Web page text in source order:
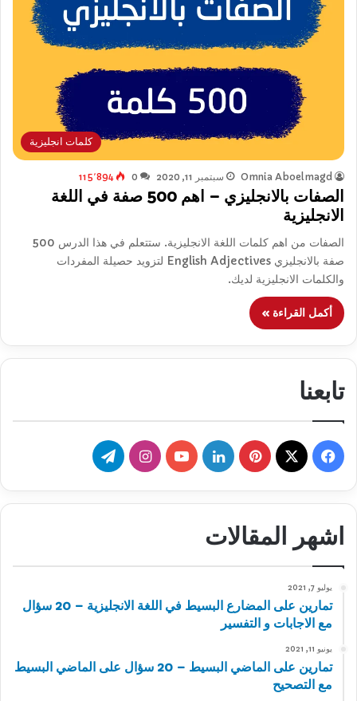
كلمات انجليزية
Omnia Aboelmagd سبتمبر 11, 2020 0 115٬894
الصفات بالانجليزي – اهم 500 صفة في اللغة
الانجليزية
الصفات من اهم كلمات اللغة الانجليزية. ستتعلم في هذا الدرس 500
صفة بالانجليزي English Adjectives لتزويد حصيلة المفردات
والكلمات الانجليزية لديك.
أكمل القراءة »
تابعنا
فيسبوك
‫X بينتيريستلينكدإن‫YouTube
انستقرامتيلقرام
اشهر المقالات
يوليو 7, 2021
تمارين على المضارع البسيط في اللغة الانجليزية – 20 سؤال
مع الاجابات و التفسير
يونيو 11, 2021
تمارين على الماضي البسيط – 20 سؤال على الماضي البسيط
مع التصحيح